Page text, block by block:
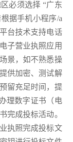
必须选择 “广东
据手机小程序/a
台技术支持电话
子营业执照应用
景，如不熟悉操
供加密、测试解
留充足时间，提
理数字证书（电
完成投标活动。
执照完成投标文